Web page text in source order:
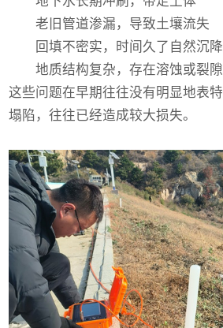
老旧管道渗漏，导致土壤流失
回填不密实，时间久了自然沉降
地质结构复杂，存在溶蚀或裂隙
这些问题在早期往往没有明显地表
塌陷，往往已经造成较大损失。